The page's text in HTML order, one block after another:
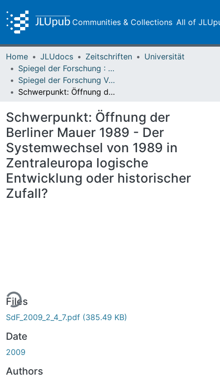
Communities & Collections All of
Home JLUdocs Zeitschriften
Universität
Spiegel der Forschung : Wissenschaftsmagazin
Spiegel der Forschung Vol. 26 (2009) Heft 2
Schwerpunkt: Öffnung der Berliner Mauer 1989 - Der Systemwechsel von 1989 in Zentraleuropa logische Entwicklung oder historischer Zufall?
Schwerpunkt: Öffnung der
Berliner Mauer 1989 - Der
Systemwechsel von 1989 in
Zentraleuropa logische
Entwicklung oder historischer
Zufall?
Files
SdF_2009_2_4_7.pdf (385.49 KB)
Date
2009
Authors